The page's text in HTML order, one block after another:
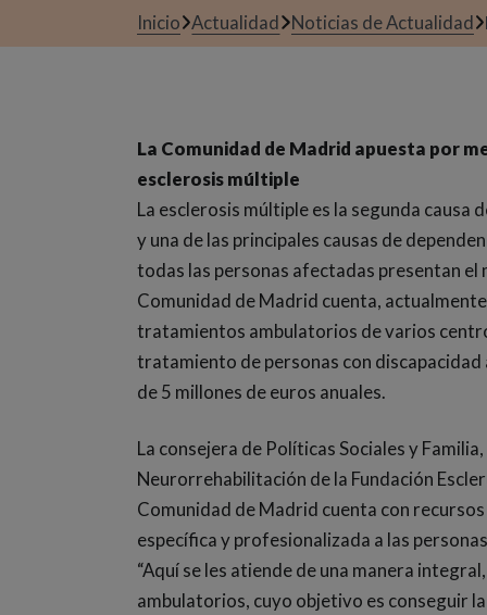
Inicio Actualidad Noticias de Actualidad
La Comunidad de Madrid apuesta por
esclerosis múltiple
La esclerosis múltiple es la segunda causa
y una de las principales causas de
todas las personas afectadas presentan el
Comunidad de Madrid cuenta,
tratamientos ambulatorios de varios
tratamiento de personas con
de 5 millones de euros anuales.
La consejera de Políticas Sociales y
Neurorrehabilitación de la Fundación
Comunidad de Madrid cuenta con
específica y profesionalizada a las
“Aquí se les atiende de una manera
ambulatorios, cuyo objetivo es conseguir